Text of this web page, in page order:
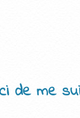
de me